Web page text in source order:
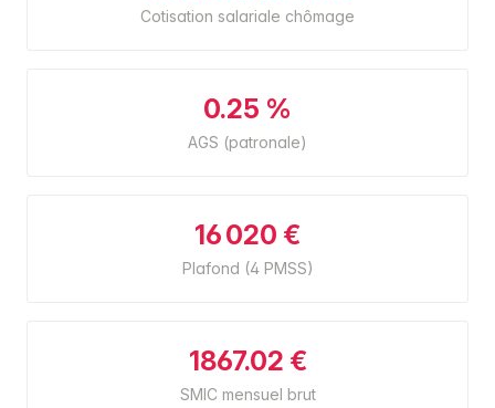
Cotisation salariale chômage
0.25 %
AGS (patronale)
16 020 €
Plafond (4 PMSS)
1867.02 €
SMIC mensuel brut